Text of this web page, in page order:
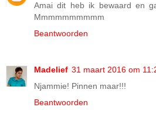
Amai dit heb ik bewaard en
Mmmmmmmmmm
Beantwoorden
Madelief 31 maart 2016 om
Njammie! Pinnen maar!!!
Beantwoorden